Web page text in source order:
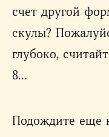
счет другой
скулы?
глубоко,
8…
Подождите еще